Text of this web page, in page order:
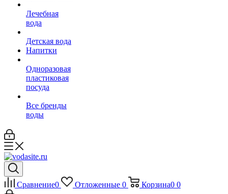
Лечебная
вода
Детская вода
Напитки
Одноразовая
пластиковая
посуда
Все бренды
воды
Сравнение0 Отложенные 0 Корзина0 0